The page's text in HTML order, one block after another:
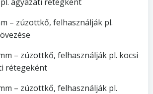
felhasználják pl.
zúzottkő, felhasználják pl. kocsi
rétegeként
zúzottkő, felhasználják pl.